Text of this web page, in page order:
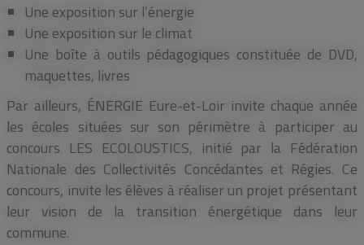
Une exposition sur l’énergie
Une exposition sur le climat
Une boîte à outils pédagogiques constituée de DVD,
maquettes, livres
Par ailleurs, ÉNERGIE Eure-et-Loir invite chaque année
les écoles situées sur son périmètre à participer au
concours LES ECOLOUSTICS, initié par la Fédération
Nationale des Collectivités Concédantes et Régies. Ce
concours, invite les élèves à réaliser un projet présentant
leur vision de la transition énergétique dans leur
commune.